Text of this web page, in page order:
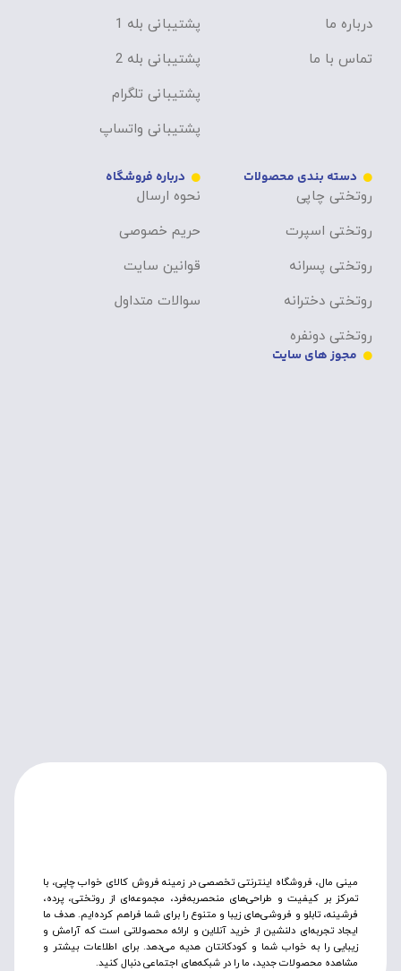
درباره ما
تماس با ما
پشتیبانی بله 1
پشتیبانی بله 2
پشتیبانی تلگرام
پشتیبانی واتساپ
دسته بندی محصولات
روتختی چاپی
روتختی اسپرت
روتختی پسرانه
روتختی دخترانه
روتختی دونفره
درباره فروشگاه
نحوه ارسال
حریم خصوصی
قوانین سایت
سوالات متداول
مجوز های سایت
مینی مال، فروشگاه اینترنتی تخصصی در زمینه فروش کالای خواب چاپی، با
تمرکز بر کیفیت و طراحی‌های منحصربه‌فرد، مجموعه‌ای از روتختی‌، پرده،
فرشینه، تابلو و فروشی‌های زیبا و متنوع را برای شما فراهم کرده‌ایم. هدف ما
ایجاد تجربه‌ای دلنشین از خرید آنلاین و ارائه محصولاتی است که آرامش و
زیبایی را به خواب شما و کودکانتان هدیه می‌دهد. برای اطلاعات بیشتر و
مشاهده محصولات جدید، ما را در شبکه‌های اجتماعی دنبال کنید.